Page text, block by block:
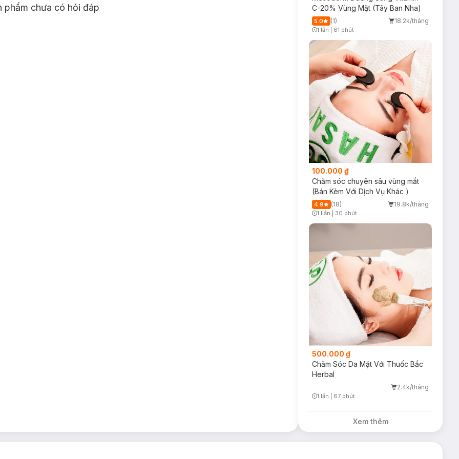
phẩm chưa có hỏi đáp
C-20% Vùng Mặt (Tây Ban Nha)
5.0 (1) 18.2k/tháng
1 lần 61 phút
100.000 ₫
Chăm sóc chuyên sâu vùng mắt
(Bán Kèm Với Dịch Vụ Khác )
4.9 (18) 19.8k/tháng
Timer Gray Icon
1 Lần 30 phút
500.000 ₫
Chăm Sóc Da Mặt Với Thuốc Bắc
Herbal
2.4k/tháng
1 lần 67 phút
Xem thêm